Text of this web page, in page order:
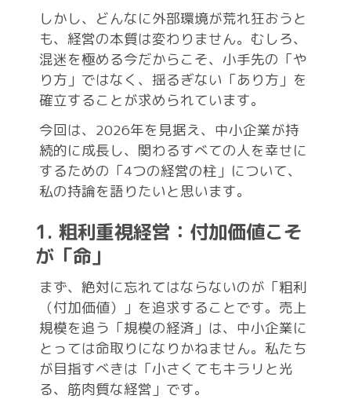
しかし、どんなに外部環境が荒れ狂おうと
も、経営の本質は変わりません。むしろ、
混迷を極める今だからこそ、小手先の「や
り方」ではなく、揺るぎない「あり方」を
確立することが求められています。
今回は、2026年を見据え、中小企業が持
続的に成長し、関わるすべての人を幸せに
するための「4つの経営の柱」について、
私の持論を語りたいと思います。
1. 粗利重視経営：付加価値こそ
が「命」
まず、絶対に忘れてはならないのが「粗利
（付加価値）」を追求することです。売上
規模を追う「規模の経済」は、中小企業に
とっては命取りになりかねません。私たち
が目指すべきは「小さくてもキラリと光
る、筋肉質な経営」です。